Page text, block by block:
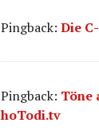
Pingback: Die
Pingback: Töne
hoTodi.tv